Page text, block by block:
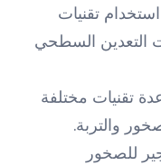
تقنيات
التعدين السطحي
تقنيات مختلفة
والتربة.
للصخور